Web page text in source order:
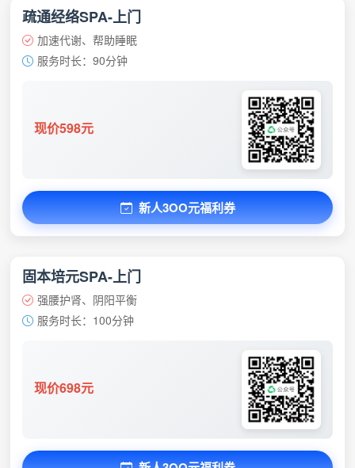
疏通经络SPA-上门
加速代谢、帮助睡眠
服务时长：90分钟
现价598元
新人3OO元福利券
固本培元SPA-上门
强腰护肾、阴阳平衡
服务时长：100分钟
现价698元